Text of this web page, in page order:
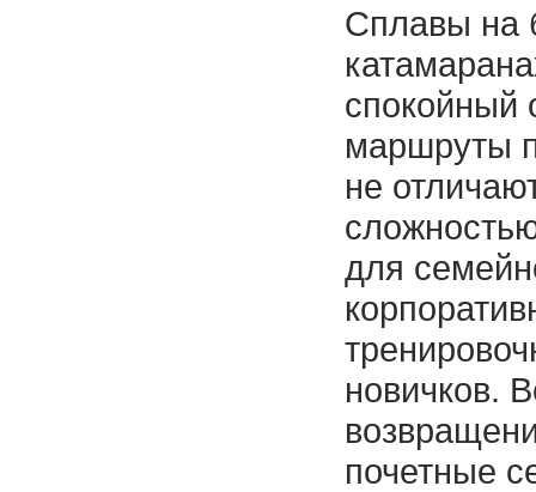
Сплавы на
спокойный
маршруты
не
для
новичков.
почетные